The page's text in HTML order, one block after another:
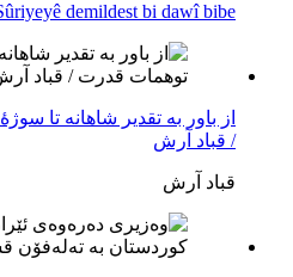
demildest bi dawî bibe
از باور بە تقدیر شاهانه تا
/ قباد آرش
قباد آرش